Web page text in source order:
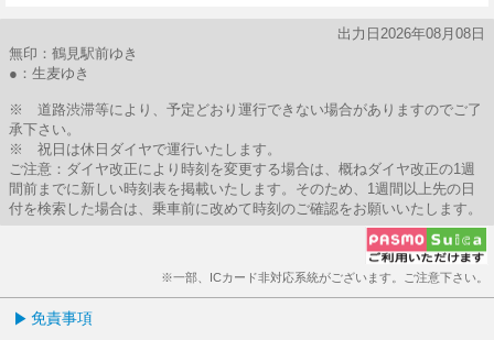
出力日2026年08月08日
無印：鶴見駅前ゆき
●：生麦ゆき
※ 道路渋滞等により、予定どおり運行できない場合がありますのでご了
承下さい。
※ 祝日は休日ダイヤで運行いたします。
ご注意：ダイヤ改正により時刻を変更する場合は、概ねダイヤ改正の1週
間前までに新しい時刻表を掲載いたします。そのため、1週間以上先の日
付を検索した場合は、乗車前に改めて時刻のご確認をお願いいたします。
※一部、ICカード非対応系統がございます。ご注意下さい。
免責事項